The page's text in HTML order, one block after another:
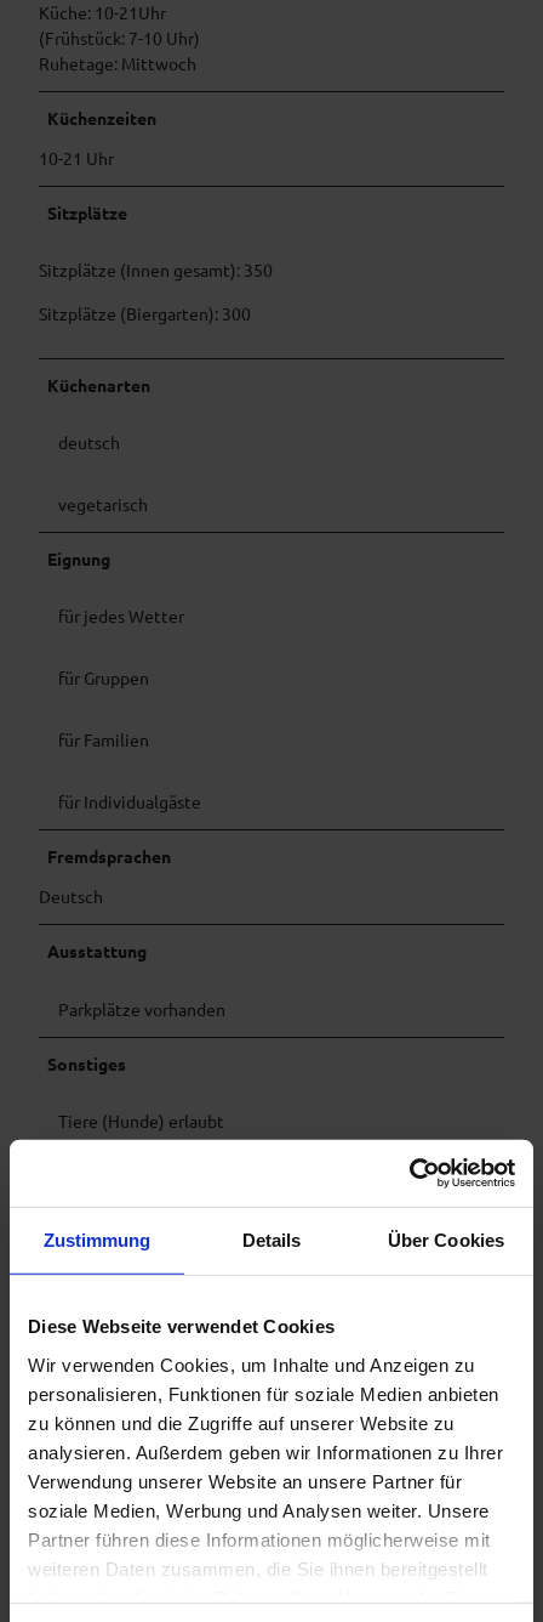
Zustimmung Details Über Cookies
Diese Webseite verwendet Cookies
Wir verwenden Cookies, um Inhalte und Anzeigen zu
personalisieren, Funktionen für soziale Medien anbieten
zu können und die Zugriffe auf unserer Website zu
analysieren. Außerdem geben wir Informationen zu Ihrer
Verwendung unserer Website an unsere Partner für
soziale Medien, Werbung und Analysen weiter. Unsere
Partner führen diese Informationen möglicherweise mit
weiteren Daten zusammen, die Sie ihnen bereitgestellt
Küche: 10-21Uhr
(Frühstück: 7-10 Uhr)
Ruhetage: Mittwoch
Küchenzeiten
10-21 Uhr
Sitzplätze
Sitzplätze (Innen gesamt): 350
Sitzplätze (Biergarten): 300
Küchenarten
deutsch
vegetarisch
Eignung
für jedes Wetter
für Gruppen
für Familien
für Individualgäste
Fremdsprachen
Deutsch
Ausstattung
Parkplätze vorhanden
Sonstiges
Tiere (Hunde) erlaubt
Parkplätze vorhanden.
Organisation
c/o Tourist-Information Murnau-
In der Nähe Auf der Karte anschauen
Veranstaltung